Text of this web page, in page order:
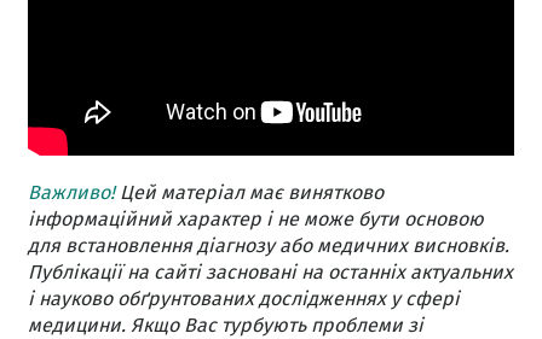
Важливо!Цей матеріал має винятково
інформаційний характер і не може бути основою
для встановлення діагнозу або медичних висновків.
Публікації на сайті засновані на останніх актуальних
і науково обґрунтованих дослідженнях у сфері
медицини. Якщо Вас турбують проблеми зі